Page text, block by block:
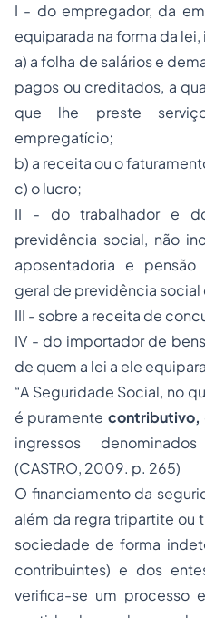
I - do empregador, da
equiparada na forma da
a) a folha de salários e
pagos ou creditados, a
que lhe preste
empregatício;
b) a receita ou o
c) o lucro;
II - do trabalhador e
previdência social, não
aposentadoria e
geral de previdência
III - sobre a receita de
IV - do importador de
de quem a lei a ele
“A Seguridade Social, no
é puramente contributivo,
ingressos
(CASTRO, 2009. p. 265)
O financiamento da
além da regra tripartite ou
sociedade de forma
contribuintes) e dos
verifica-se um processo